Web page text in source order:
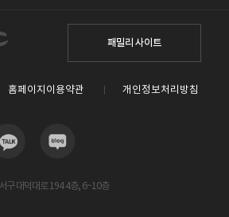
패밀리 사이트
홈페이지이용약관 개인정보처리방침
구 대덕대로 194 4층, 6~10층